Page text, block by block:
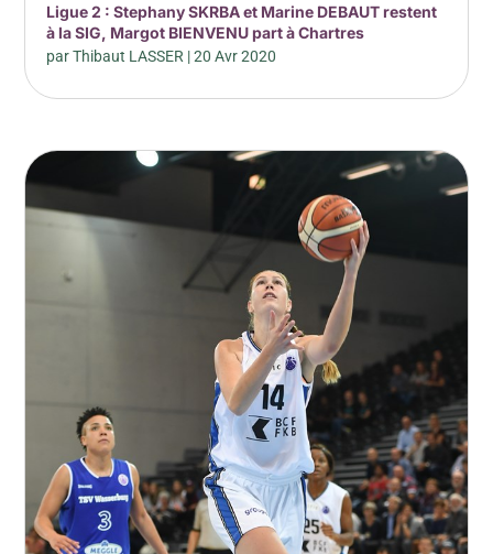
Ligue 2 : Stephany SKRBA et Marine DEBAUT restent
à la SIG, Margot BIENVENU part à Chartres
parThibaut LASSER |20 Avr 2020